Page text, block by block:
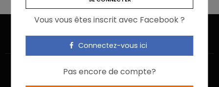
Vous vous êtes inscrit avec Facebook ?
Connectez-vous ici
Pas encore de compte?